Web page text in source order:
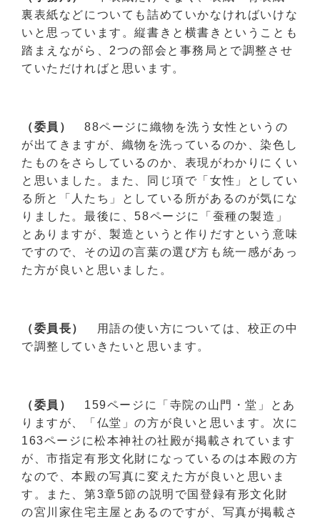
裏表紙などについても詰めていかなければいけな
いと思っています。縦書きと横書きということも
踏まえながら、2つの部会と事務局とで調整させ
ていただければと思います。
（委員） 88ページに織物を洗う女性というの
が出てきますが、織物を洗っているのか、染色し
たものをさらしているのか、表現がわかりにくい
と思いました。また、同じ項で「女性」としてい
る所と「人たち」としている所があるのが気にな
りました。最後に、58ページに「蚕種の製造」
とありますが、製造というと作りだすという意味
ですので、その辺の言葉の選び方も統一感があっ
た方が良いと思いました。
（委員長）
用語の使い方については、校正の中
で調整していきたいと思います。
（委員） 159ページに「寺院の山門・堂」とあ
りますが、「仏堂」の方が良いと思います。次に
163ページに松本神社の社殿が掲載されています
が、市指定有形文化財になっているのは本殿の方
なので、本殿の写真に変えた方が良いと思いま
す。また、第3章5節の説明で国登録有形文化財
の宮川家住宅主屋とあるのですが、写真が掲載さ